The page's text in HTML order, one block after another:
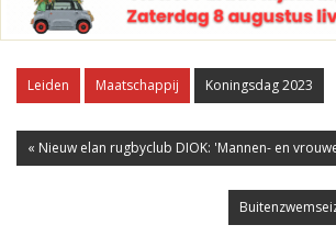
Leiden Maatschappij Koningsdag 2023
« Nieuw elan rugbyclub DIOK: 'Mannen- en